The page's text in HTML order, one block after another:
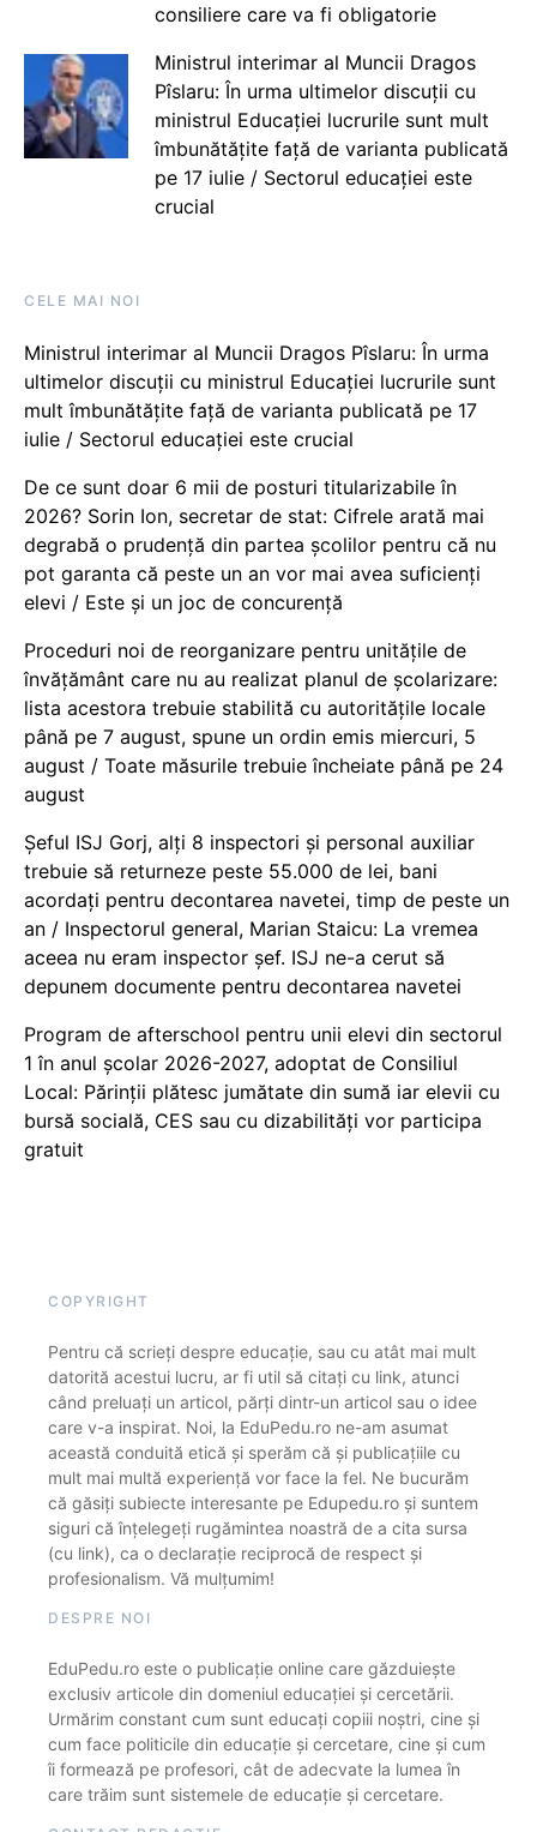
consiliere care va fi obligatorie
Ministrul interimar al Muncii Dragos
Pîslaru: În urma ultimelor discuții cu
ministrul Educației lucrurile sunt mult
îmbunătățite față de varianta publicată
pe 17 iulie / Sectorul educației este
crucial
CELE MAI NOI
Ministrul interimar al Muncii Dragos Pîslaru: În urma
ultimelor discuții cu ministrul Educației lucrurile sunt
mult îmbunătățite față de varianta publicată pe 17
iulie / Sectorul educației este crucial
De ce sunt doar 6 mii de posturi titularizabile în
2026? Sorin Ion, secretar de stat: Cifrele arată mai
degrabă o prudență din partea școlilor pentru că nu
pot garanta că peste un an vor mai avea suficienți
elevi / Este și un joc de concurență
Proceduri noi de reorganizare pentru unitățile de
învățământ care nu au realizat planul de școlarizare:
lista acestora trebuie stabilită cu autoritățile locale
până pe 7 august, spune un ordin emis miercuri, 5
august / Toate măsurile trebuie încheiate până pe 24
august
Șeful ISJ Gorj, alți 8 inspectori și personal auxiliar
trebuie să returneze peste 55.000 de lei, bani
acordați pentru decontarea navetei, timp de peste un
an / Inspectorul general, Marian Staicu: La vremea
aceea nu eram inspector șef. ISJ ne-a cerut să
depunem documente pentru decontarea navetei
Program de afterschool pentru unii elevi din sectorul
1 în anul școlar 2026-2027, adoptat de Consiliul
Local: Părinții plătesc jumătate din sumă iar elevii cu
bursă socială, CES sau cu dizabilităţi vor participa
gratuit
COPYRIGHT
Pentru că scrieți despre educație, sau cu atât mai mult
datorită acestui lucru, ar fi util să citați cu link, atunci
când preluați un articol, părți dintr-un articol sau o idee
care v-a inspirat. Noi, la EduPedu.ro ne-am asumat
această conduită etică și sperăm că și publicațiile cu
mult mai multă experiență vor face la fel. Ne bucurăm
că găsiți subiecte interesante pe Edupedu.ro și suntem
siguri că înțelegeți rugămintea noastră de a cita sursa
(cu link), ca o declarație reciprocă de respect și
profesionalism. Vă mulțumim!
DESPRE NOI
EduPedu.ro este o publicație online care găzduiește
exclusiv articole din domeniul educației și cercetării.
Urmărim constant cum sunt educați copiii noștri, cine și
cum face politicile din educație și cercetare, cine și cum
îi formează pe profesori, cât de adecvate la lumea în
care trăim sunt sistemele de educație și cercetare.